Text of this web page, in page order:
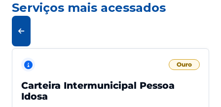
Serviços mais acessados
Ouro
Carteira Intermunicipal Pessoa
Idosa